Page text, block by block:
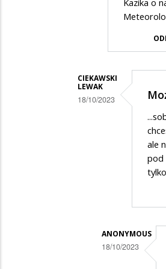
Przepraszam....
Kazika o
CIEKAWSKI
LEWAK
18/10/2023
odpowiedzi
Przepraszam
ale
pod
ANONYMOUS
18/10/2023